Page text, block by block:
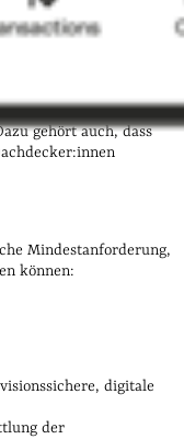
der
Sicherheit bieten und
gehört auch, dass
Mindestanforderung,
können:
digitale
der